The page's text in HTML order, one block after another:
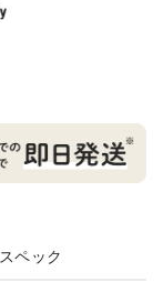
スペック